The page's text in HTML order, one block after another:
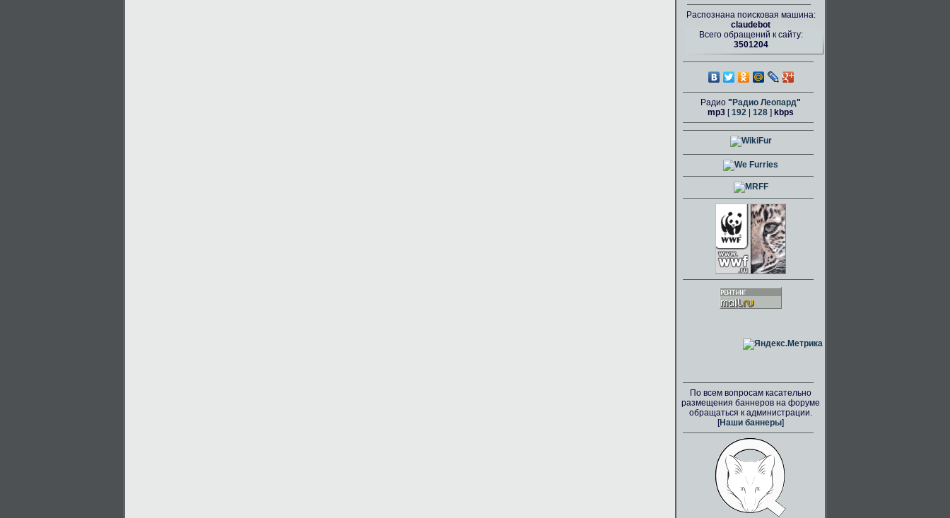
Распознана поисковая машина:
claudebot
Всего обращений к сайту:
3501204
Радио " Радио Леопард"
mp3 [192 128 ] kbps
По всем вопросам касательно
размещения баннеров на форуме
обращаться к администрации.
[Наши баннеры]